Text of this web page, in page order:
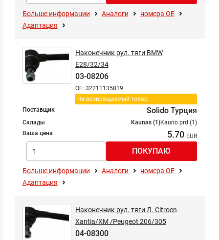
Больше информации Аналоги
номера ОЕ
Адаптация
Не возвращаемый товар
Наконечник рул. тяги BMW
E28/32/34
03-08206
OE: 32211135819
Поставщик Solido Турция
Склады Kaunas (1)Kauno prd (1)
Ваша цена
5.70
Больше информации Аналоги
номера ОЕ
Адаптация
Наконечник рул. тяги Л. Citroen
Xantia/XM /Peugeot 206/305
04-08300